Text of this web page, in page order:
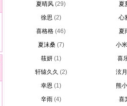
夏晴风 (29)
夏
徐思 (2)
心
喜格格 (46)
夏
夏沫桑 (7)
小
筱妍 (1)
喜
轩辕久久 (2)
泫
幸恩 (1)
熊
辛雨 (4)
喜